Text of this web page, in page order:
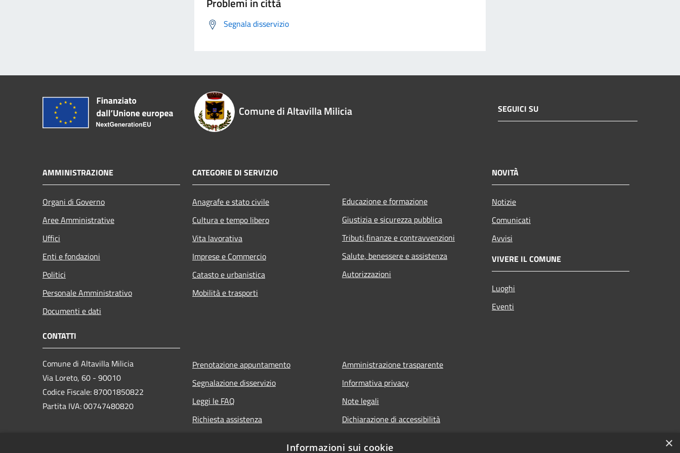
Segnala disservizio
Comune di Altavilla Milicia SEGUICI SU
AMMINISTRAZIONE
Organi di Governo
Aree Amministrative
Uffici
Enti e fondazioni
Politici
Personale Amministrativo
Documenti e dati
CATEGORIE DI SERVIZIO
Anagrafe e stato civile
Cultura e tempo libero
Vita lavorativa
Imprese e Commercio
Catasto e urbanistica
Mobilità e trasporti
Educazione e formazione
Giustizia e sicurezza pubblica
Tributi,finanze e contravvenzioni
Salute, benessere e assistenza
Autorizzazioni
NOVITÀ
Notizie
Comunicati
Avvisi
VIVERE IL COMUNE
Luoghi
Eventi
CONTATTI
Comune di Altavilla Milicia
Via Loreto, 60 - 90010
Codice Fiscale: 87001850822
Partita IVA: 00747480820
Prenotazione appuntamento
Segnalazione disservizio
Leggi le FAQ
Richiesta assistenza
Amministrazione trasparente
Informativa privacy
Note legali
Dichiarazione di accessibilità
×
Informazioni sui cookie